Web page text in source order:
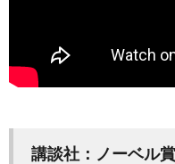
講談社：ノーベル